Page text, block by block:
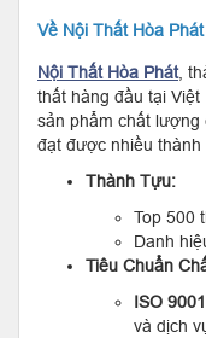
Về Nội Thất Hòa Phát
Nội Thất Hòa Phát,
thất hàng đầu tại
sản phẩm chất lượng
đạt được nhiều
Thành Tựu:
Top 500
Danh
Tiêu Chuẩn
ISO
và dịch